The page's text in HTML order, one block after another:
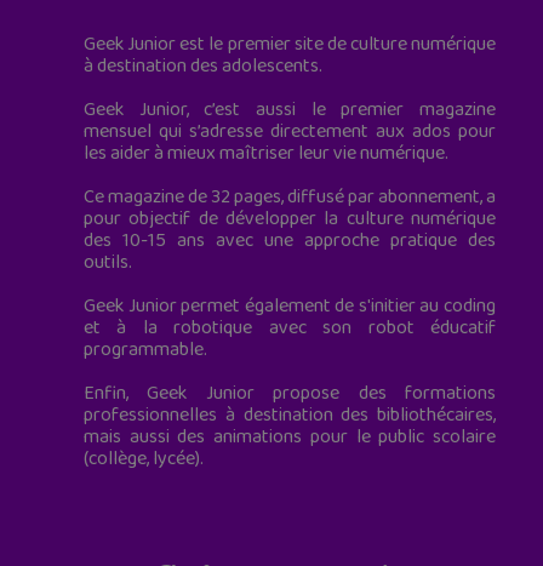
Geek Junior est le premier site de culture numérique
à destination des adolescents.
Geek Junior, c’est aussi le premier magazine
mensuel qui s’adresse directement aux ados pour
les aider à mieux maîtriser leur vie numérique.
Ce magazine de 32 pages, diffusé par abonnement, a
pour objectif de développer la culture numérique
des 10-15 ans avec une approche pratique des
outils.
Geek Junior permet également de s'initier au coding
et à la robotique avec son robot éducatif
programmable.
Enfin, Geek Junior propose des formations
professionnelles à destination des bibliothécaires,
mais aussi des animations pour le public scolaire
(collège, lycée).